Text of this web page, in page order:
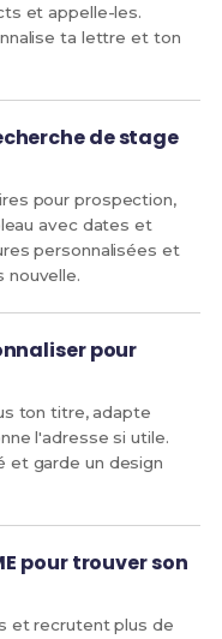
et appelle-les.
ta lettre et ton
de stage
pour prospection,
avec dates et
personnalisées et
nouvelle.
pour
ton titre, adapte
l'adresse si utile.
et garde un design
pour trouver son
et recrutent plus de